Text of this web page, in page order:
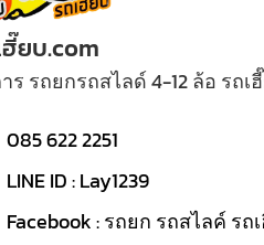
ยบ.com
ร รถยกรถสไลด์ 4-12 ล้อ รถเ
085 622 2251
LINE ID : Lay1239
Facebook : รถยก รถสไลค์ รถ